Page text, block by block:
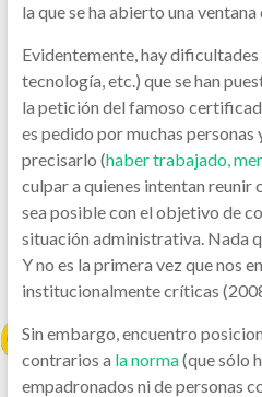
la que se ha abierto una
Evidentemente, hay
tecnología, etc.) que se han
la petición del famoso
es pedido por muchas personas
precisarlo (haber trabajado,
culpar a quienes intentan reunir
sea posible con el objetivo de
situación administrativa. Nada
Y no es la primera vez que nos
institucionalmente críticas
Sin embargo, encuentro
contrarios a la norma(que sólo
empadronados ni de personas